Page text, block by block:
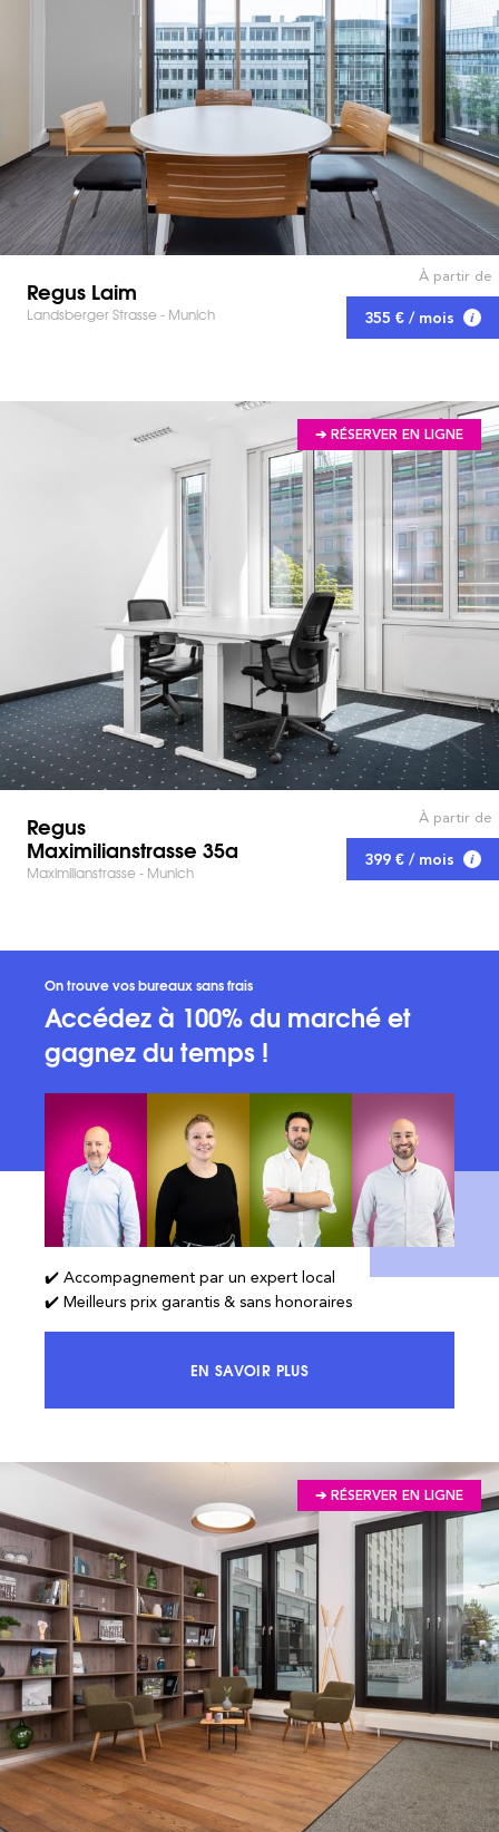
Regus Laim
Landsberger Strasse - Munich
À partir de
355 € / mois
➔ RÉSERVER EN LIGNE
Regus
Maximilianstrasse 35a
Maximilianstrasse - Munich
À partir de
399 € / mois
On trouve vos bureaux sans frais
Accédez à 100% du marché et
gagnez du temps !
✔️ Accompagnement par un expert local
✔️ Meilleurs prix garantis & sans honoraires
EN SAVOIR PLUSACCÉDEZ À 100% DU MARCHÉ ET
➔ RÉSERVER EN LIGNE